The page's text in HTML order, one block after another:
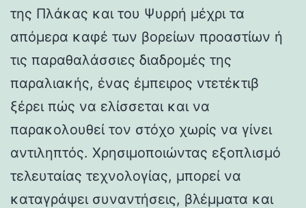
της Πλάκας και του Ψυρρή μέχρι τα
απόμερα καφέ των βορείων προαστίων ή
τις παραθαλάσσιες διαδρομές της
παραλιακής, ένας έμπειρος ντετέκτιβ
ξέρει πώς να ελίσσεται και να
παρακολουθεί τον στόχο χωρίς να γίνει
αντιληπτός. Χρησιμοποιώντας εξοπλισμό
τελευταίας τεχνολογίας, μπορεί να
καταγράψει συναντήσεις, βλέμματα και